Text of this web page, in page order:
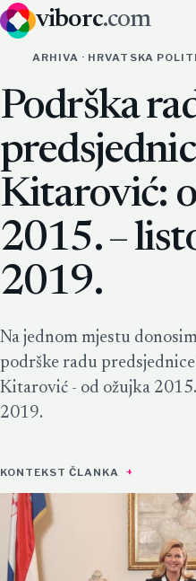
viborc.com
ARHIVA · HRVATSKA
Podrška
Kitarović:
2015. –
2019.
Na jednom mjestu
podrške radu
Kitarović - od ožujka
2019.
KONTEKST ČLANKA